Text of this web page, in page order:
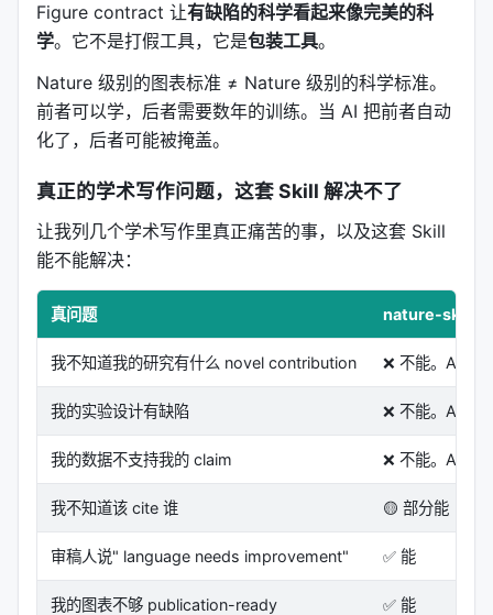
现。
各节段的默认模板
节段 结构模板
Abstract context → gap → approach → key result
Introduction field scale → bottleneck → prior attempts
Results
Discussion central advance → evidence meaning →
Conclusion contribution → decisive evidence →
Title system/object + action/capability +
One-sentence argument 模板
在动笔之前，先用一句话锁定核心论证：
> "In [system/problem], we show [advance] using
[approach], supported by [evidence], with
Figure contract 让有缺陷的科学看起来像完美的科
学。它不是打假工具，它是包装工具。
Nature 级别的图表标准 ≠ Nature 级别的科学标准。
前者可以学，后者需要数年的训练。当 AI 把前者自动
化了，后者可能被掩盖。
真正的学术写作问题，这套 Skill 解决不了
让我列几个学术写作里真正痛苦的事，以及这套 Skill
能不能解决：
真问题 nature-skills
我不知道我的研究有什么 novel contribution ❌ 不能。AI 不
我的实验设计有缺陷 ❌ 不能。AI 只
我的数据不支持我的 claim ❌ 不能。AI 会
我不知道该 cite 谁 🟡 部分能（搜
审稿人说" language needs improvement" ✅ 能
我的图表不够 publication-ready ✅ 能